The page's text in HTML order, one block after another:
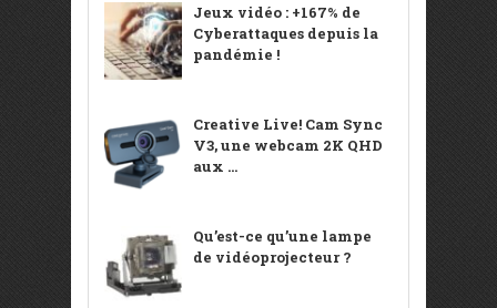
Jeux vidéo : +167% de
Cyberattaques depuis la
pandémie !
Creative Live! Cam Sync
V3, une webcam 2K QHD
aux ...
Qu’est-ce qu’une lampe
de vidéoprojecteur ?